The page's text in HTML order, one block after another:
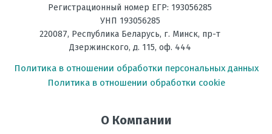
Регистрационный номер ЕГР: 193056285
УНП 193056285
220087, Республика Беларусь, г. Минск, пр-т
Дзержинского, д. 115, оф. 444
Политика в отношении обработки персональных данных
Политика в отношении обработки cookie
О Компании